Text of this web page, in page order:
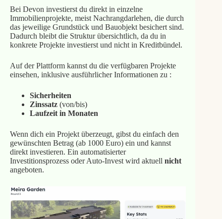
Bei Devon investierst du direkt in einzelne
Immobilienprojekte, meist Nachrangdarlehen, die durch
das jeweilige Grundstück und Bauobjekt besichert sind.
Dadurch bleibt die Struktur übersichtlich, da du in
konkrete Projekte investierst und nicht in Kreditbündel.
Auf der Plattform kannst du die verfügbaren Projekte
einsehen, inklusive ausführlicher Informationen zu :
Sicherheiten
Zinssatz(von/bis)
Laufzeit in Monaten
Wenn dich ein Projekt überzeugt, gibst du einfach den
gewünschten Betrag (ab 1000 Euro) ein und kannst
direkt investieren. Ein automatisierter
Investitionsprozess oder Auto-Invest wird aktuell nicht
angeboten.